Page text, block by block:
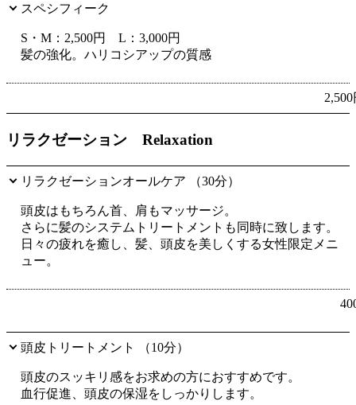
スペシフィーク
S・M：2,500円 L：3,000円
髪の強化。ハリコシアップの質感
リラクゼーション Relaxation
リラクゼーションオールケア （30分）
頭皮はもちろん首、肩もマッサージ。
さらに髪のシステムトリートメントも同時に致します。
日々の疲れを癒し、髪、頭皮を美しくする女性限定メニ
ュー。
頭皮トリートメント （10分）
頭皮のスッキリ感をお求めの方におすすめです。
血行促進、頭皮の保湿をしっかりします。